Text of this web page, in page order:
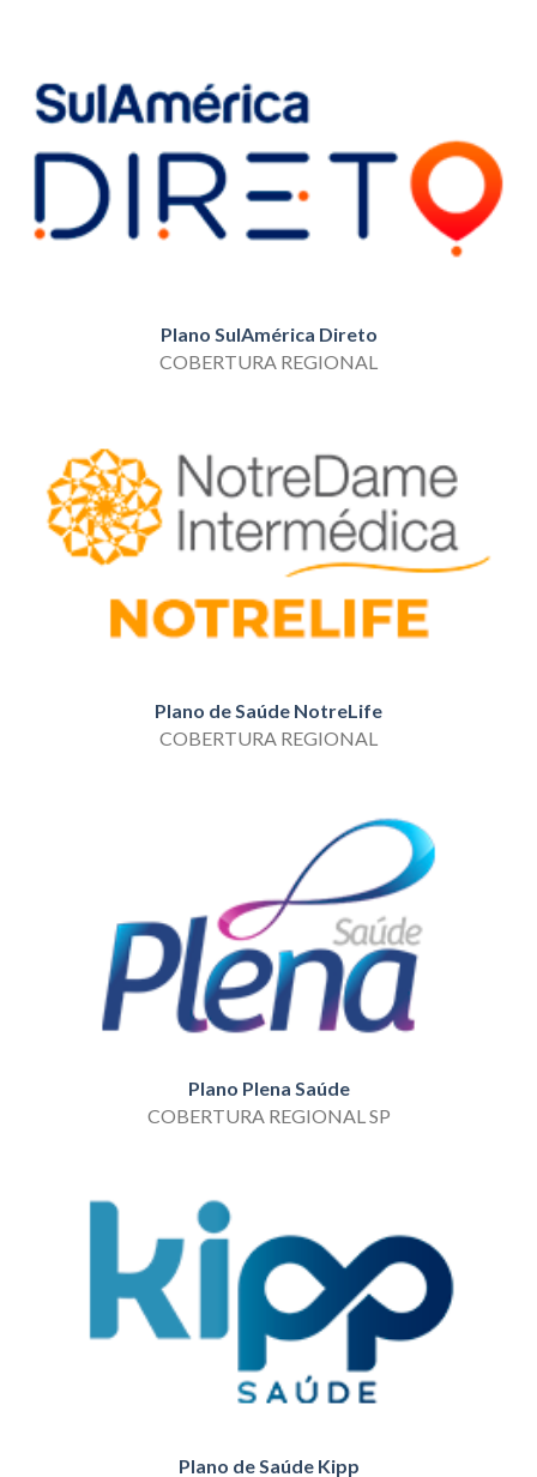
Plano SulAmérica Direto
COBERTURA REGIONAL
Plano de Saúde NotreLife
COBERTURA REGIONAL
Plano Plena Saúde
COBERTURA REGIONAL SP
Plano de Saúde Kipp